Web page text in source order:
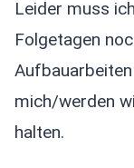
Leider muss
Folgetagen
mich/werden
halten.